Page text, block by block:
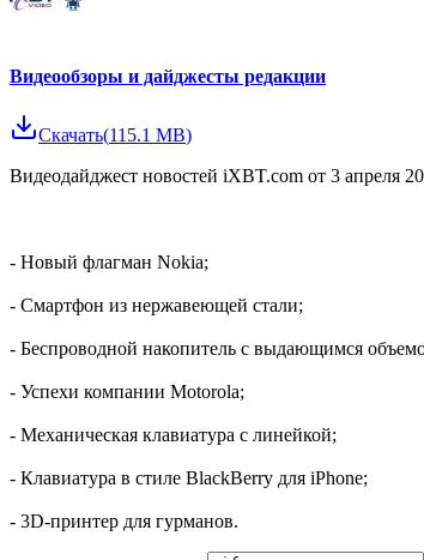
Видеообзоры и дайджесты редакции
Скачать(115.1 MB)
Видеодайджест новостей iXBT.com от 3 апреля
- Новый флагман Nokia;
- Смартфон из нержавеющей стали;
- Беспроводной накопитель с выдающимся
- Успехи компании Motorola;
- Механическая клавиатура с линейкой;
- Клавиатура в стиле BlackBerry для iPhone;
- 3D-принтер для гурманов.